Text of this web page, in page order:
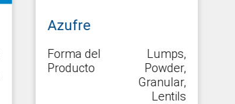
Azufre
Forma del
Producto
Lumps,
Powder,
Granular,
Lentils